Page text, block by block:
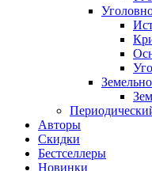
Авторы
Скидки
Бестселлеры
Новинки